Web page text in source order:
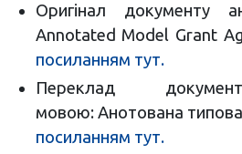
Оригінал документу
Annotated Model Grant
посиланням тут.
Переклад
мовою: Анотована типова
посиланням тут.